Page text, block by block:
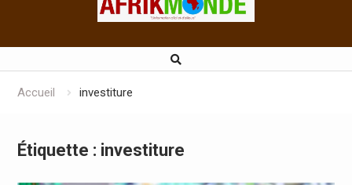
Accueil investiture
Étiquette : investiture